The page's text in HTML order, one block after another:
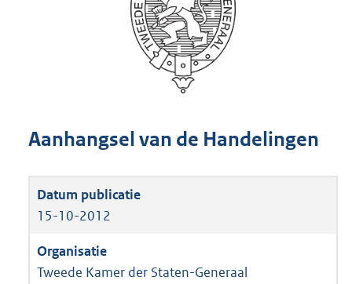
Aanhangsel van de Handelingen
15-10-2012
Tweede Kamer der Staten-Generaal